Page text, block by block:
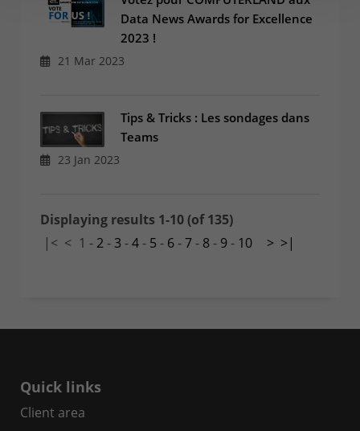
Data News Awards for Excellence
2023 !
21 Mar 2023
Tips & Tricks : Les sondages dans
Teams
23 Jan 2023
Displaying results 1-10 (of 135)
|< < 1 - 2- 3 -4- 5 - 6-7- 8- 9- 10 > >|
Quick links
Client area